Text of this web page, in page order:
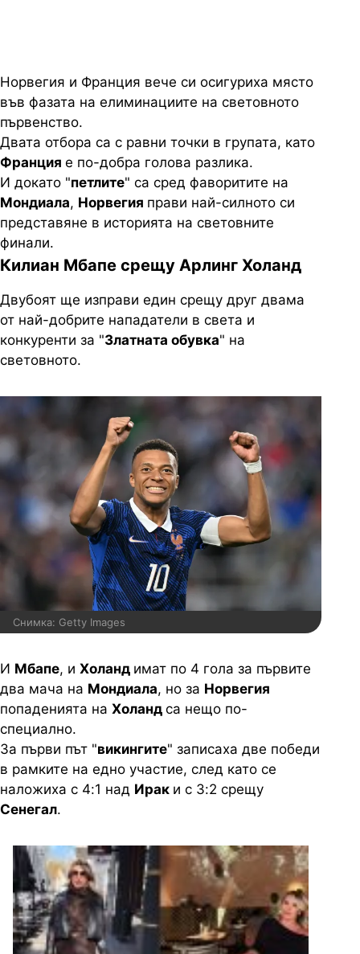
Норвегия и Франция вече си осигуриха място
във фазата на елиминациите на световното
първенство.
Двата отбора са с равни точки в групата, като
Франция е по-добра голова разлика.
И докато "петлите" са сред фаворитите на
Мондиала, Норвегия прави най-силното си
представяне в историята на световните
финали.
Килиан Мбапе срещу Арлинг Холанд
Двубоят ще изправи един срещу друг двама
от най-добрите нападатели в света и
конкуренти за "Златната обувка" на
световното.
Снимка: Getty Images
И Мбапе, и Холанд имат по 4 гола за първите
два мача на Мондиала, но за Норвегия
попаденията на Холанд са нещо по-
специално.
За първи път "викингите" записаха две победи
в рамките на едно участие, след като се
наложиха с 4:1 над Ирак и с 3:2 срещу
Сенегал.